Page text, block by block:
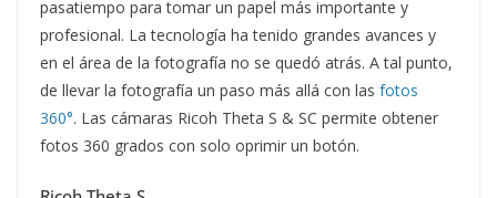
pasatiempo para tomar un papel más importante y
profesional. La tecnología ha tenido grandes avances y
en el área de la fotografía no se quedó atrás. A tal punto,
de llevar la fotografía un paso más allá con las fotos
360°. Las cámaras Ricoh Theta S & SC permite obtener
fotos 360 grados con solo oprimir un botón.